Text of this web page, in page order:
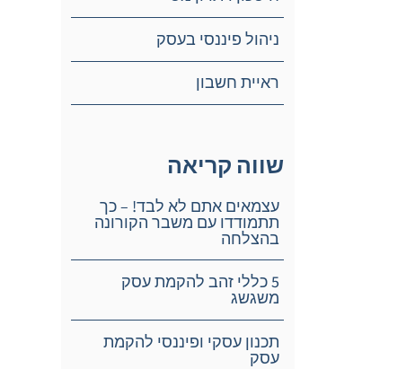
ניהול פיננסי בעסק
ראיית חשבון
שווה קריאה
עצמאים אתם לא לבד! – כך
תתמודדו עם משבר הקורונה
בהצלחה
5 כללי זהב להקמת עסק
משגשג
תכנון עסקי ופיננסי להקמת
עסק